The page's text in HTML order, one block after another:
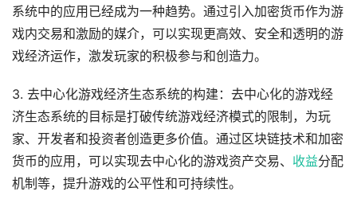
系统中的应用已经成为一种趋势。通过引入加密货币作为游
戏内交易和激励的媒介，可以实现更高效、安全和透明的游
戏经济运作，激发玩家的积极参与和创造力。
3. 去中心化游戏经济生态系统的构建：去中心化的游戏经
济生态系统的目标是打破传统游戏经济模式的限制，为玩
家、开发者和投资者创造更多价值。通过区块链技术和加密
货币的应用，可以实现去中心化的游戏资产交易、 收益分配
机制等，提升游戏的公平性和可持续性。